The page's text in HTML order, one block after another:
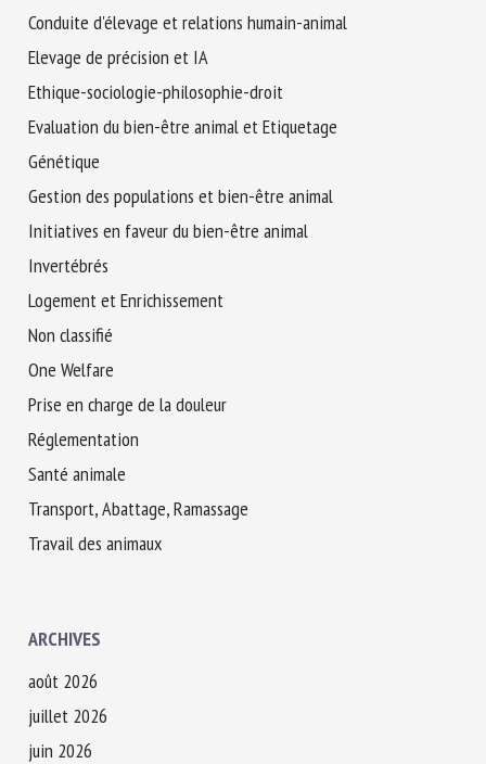
Conduite d'élevage et relations humain-animal
Elevage de précision et IA
Ethique-sociologie-philosophie-droit
Evaluation du bien-être animal et Etiquetage
Génétique
Gestion des populations et bien-être animal
Initiatives en faveur du bien-être animal
Invertébrés
Logement et Enrichissement
Non classifié
One Welfare
Prise en charge de la douleur
Réglementation
Santé animale
Transport, Abattage, Ramassage
Travail des animaux
ARCHIVES
août 2026
juillet 2026
juin 2026
Nom *
Prénom *
Organisme *
E-mail *
En soumettant ce formulaire, j'accepte que les
informations saisies soient utilisées dans le cadre de la
Les champs suivis de * sont obligatoires